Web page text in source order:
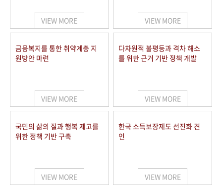
VIEW MORE VIEW MORE
금융복지를 통한 취약계층 지
원방안 마련
VIEW MORE
다차원적 불평등과 격차 해소
를 위한 근거 기반 정책 개발
VIEW MORE
국민의 삶의 질과 행복 제고를
위한 정책 기반 구축
VIEW MORE
한국 소득보장제도 선진화 견
인
VIEW MORE